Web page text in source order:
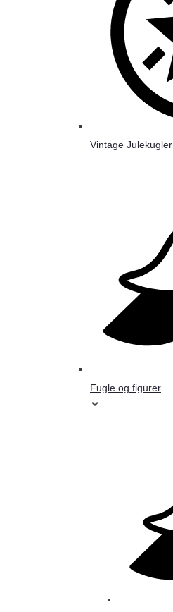
Vintage Julekugler
Fugle og figurer